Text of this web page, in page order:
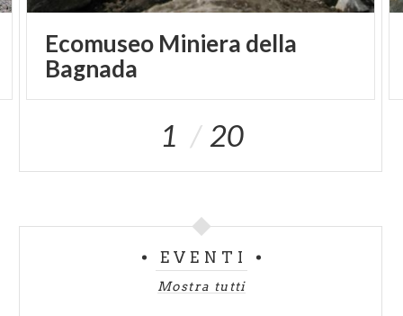
Ecomuseo Miniera della
Bagnada
1 20
EVENTI
Mostra tutti